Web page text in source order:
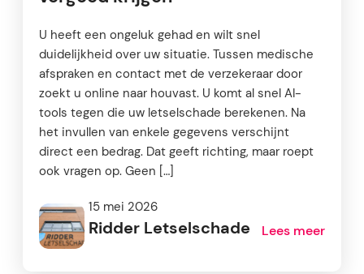
U heeft een ongeluk gehad en wilt snel
duidelijkheid over uw situatie. Tussen medische
afspraken en contact met de verzekeraar door
zoekt u online naar houvast. U komt al snel AI-
tools tegen die uw letselschade berekenen. Na
het invullen van enkele gegevens verschijnt
direct een bedrag. Dat geeft richting, maar roept
ook vragen op. Geen […]
15 mei 2026
Ridder Letselschade Lees meer